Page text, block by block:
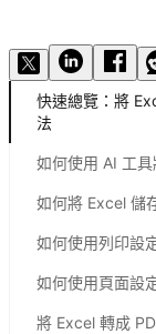
快速總覽：將
法
如何使用 AI 工
如何將 Excel 儲
如何使用列印設
如何使用頁面設
將 Excel 轉成